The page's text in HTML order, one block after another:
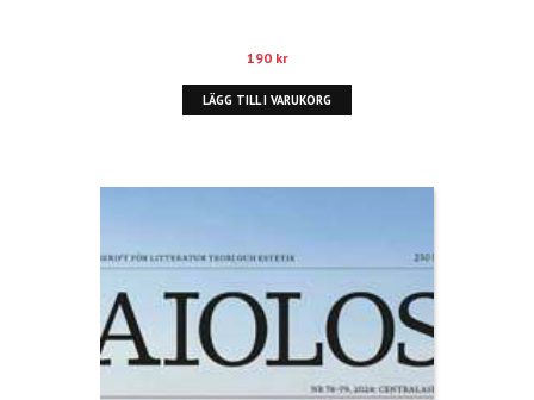
190 kr
LÄGG TILL I VARUKORG